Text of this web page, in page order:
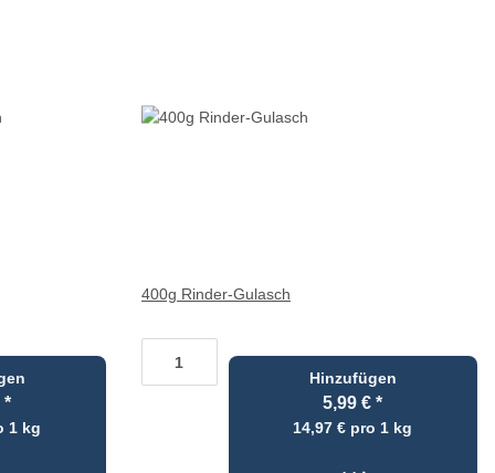
*
1 kg
400g Rinder-Gulasch
Hinzufügen
5,99 €*
14,97 € pro 1 kg